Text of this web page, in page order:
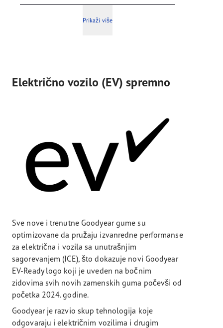
Prikaži više
Električno vozilo (EV) spremno
Sve nove i trenutne Goodyear gume su
optimizovane da pružaju izvanredne performanse
za električna i vozila sa unutrašnjim
sagorevanjem (ICE), što dokazuje novi Goodyear
EV-Ready logo koji je uveden na bočnim
zidovima svih novih zamenskih guma počevši od
početka 2024. godine.
Goodyear je razvio skup tehnologija koje
odgovaraju i električnim vozilima i drugim